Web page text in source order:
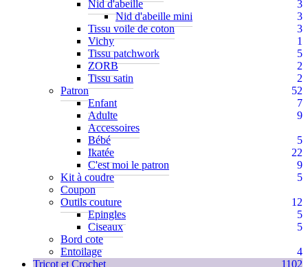
Nid d'abeille
3
Nid d'abeille mini
3
Tissu voile de coton
3
Vichy
1
Tissu patchwork
5
ZORB
2
Tissu satin
2
Patron
52
Enfant
7
Adulte
9
Accessoires
Bébé
5
Ikatée
22
C'est moi le patron
9
Kit à coudre
5
Coupon
Outils couture
12
Epingles
5
Ciseaux
5
Bord cote
Entoilage
4
Tricot et Crochet
1102